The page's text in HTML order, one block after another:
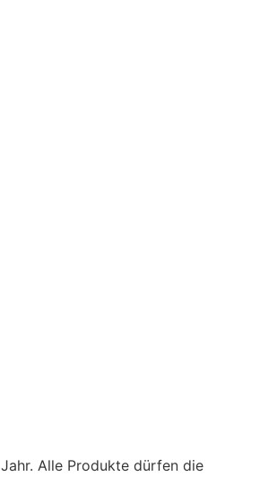
Alle Produkte dürfen die